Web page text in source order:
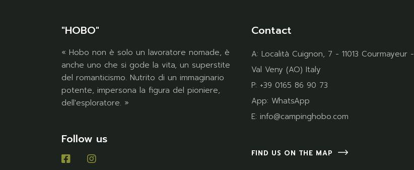
"HOBO"
« Hobo non è solo un lavoratore nomade, è
anche uno che si gode la vita, un superstite
del romanticismo. Nutrito di un immaginario
potente, impersona la figura del pioniere,
dell'esploratore. »
Follow us
Contact
A: Località Cuignon, 7 - 11013 Courmayeur -
Val Veny (AO) Italy
P: +39 0165 86 90 73
App: WhatsApp
E: info@campinghobo.com
FIND US ON THE MAP